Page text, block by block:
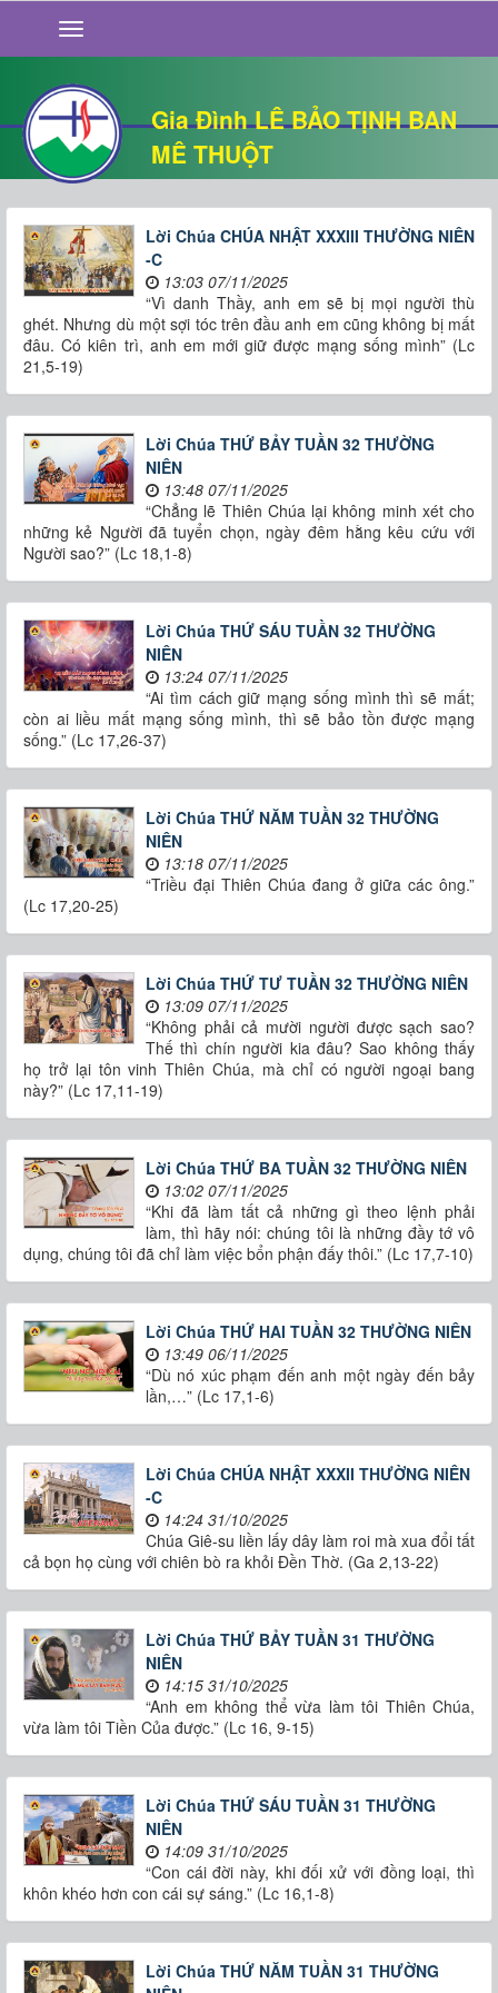
Gia Đình LÊ BẢO TỊNH BAN
MÊ THUỘT
GIỚI THIỆU
TIN TỨC
SỐNG ĐẠO
CHUYỆN NHÀ
QUÁN VĂN
THƯ GIÃNLời Chúa CHÚA NHẬT XXXIII THƯỜNG NIÊN
-C
13:03 07/11/2025
“Vì danh Thầy, anh em sẽ bị mọi người thù
ghét. Nhưng dù một sợi tóc trên đầu anh em cũng không bị mất
đâu. Có kiên trì, anh em mới giữ được mạng sống mình” (Lc
21,5-19)
Lời Chúa THỨ BẢY TUẦN 32 THƯỜNG
NIÊN
13:48 07/11/2025
“Chẳng lẽ Thiên Chúa lại không minh xét cho
những kẻ Người đã tuyển chọn, ngày đêm hằng kêu cứu với
Người sao?” (Lc 18,1-8)
Lời Chúa THỨ SÁU TUẦN 32 THƯỜNG
NIÊN
13:24 07/11/2025
“Ai tìm cách giữ mạng sống mình thì sẽ mất;
còn ai liều mất mạng sống mình, thì sẽ bảo tồn được mạng
sống.” (Lc 17,26-37)
Lời Chúa THỨ NĂM TUẦN 32 THƯỜNG
NIÊN
13:18 07/11/2025
“Triều đại Thiên Chúa đang ở giữa các ông.”
(Lc 17,20-25)
Lời Chúa THỨ TƯ TUẦN 32 THƯỜNG NIÊN
13:09 07/11/2025
“Không phải cả mười người được sạch sao?
Thế thì chín người kia đâu? Sao không thấy
họ trở lại tôn vinh Thiên Chúa, mà chỉ có người ngoại bang
này?” (Lc 17,11-19)
Lời Chúa THỨ BA TUẦN 32 THƯỜNG NIÊN
13:02 07/11/2025
“Khi đã làm tất cả những gì theo lệnh phải
làm, thì hãy nói: chúng tôi là những đầy tớ vô
dụng, chúng tôi đã chỉ làm việc bổn phận đấy thôi.” (Lc 17,7-10)
Lời Chúa THỨ HAI TUẦN 32 THƯỜNG NIÊN
13:49 06/11/2025
“Dù nó xúc phạm đến anh một ngày đến bảy
lần,…” (Lc 17,1-6)
Lời Chúa CHÚA NHẬT XXXII THƯỜNG NIÊN
-C
14:24 31/10/2025
Chúa Giê-su liền lấy dây làm roi mà xua đổi tất
cả bọn họ cùng với chiên bò ra khỏi Đền Thờ. (Ga 2,13-22)
Lời Chúa THỨ BẢY TUẦN 31 THƯỜNG
NIÊN
14:15 31/10/2025
“Anh em không thể vừa làm tôi Thiên Chúa,
vừa làm tôi Tiền Của được.” (Lc 16, 9-15)
Lời Chúa THỨ SÁU TUẦN 31 THƯỜNG
NIÊN
14:09 31/10/2025
“Con cái đời này, khi đối xử với đồng loại, thì
khôn khéo hơn con cái sự sáng.” (Lc 16,1-8)
Lời Chúa THỨ NĂM TUẦN 31 THƯỜNG